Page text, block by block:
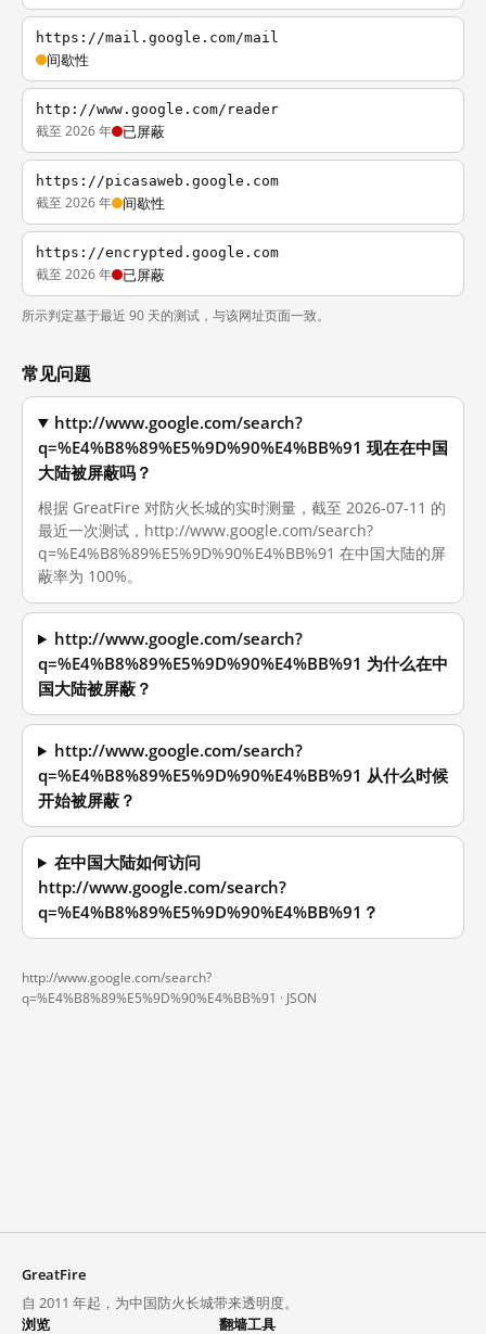
https://mail.google.com/mail
间歇性
http://www.google.com/reader
截至 2026 年 已屏蔽
https://picasaweb.google.com
截至 2026 年 间歇性
https://encrypted.google.com
截至 2026 年 已屏蔽
所示判定基于最近 90 天的测试，与该网址页面一致。
常见问题
http://www.google.com/search?
q=%E4%B8%89%E5%9D%90%E4%BB%91 现在在中国
大陆被屏蔽吗？
根据 GreatFire 对防火长城的实时测量，截至 2026-07-11 的
最近一次测试，http://www.google.com/search?
q=%E4%B8%89%E5%9D%90%E4%BB%91 在中国大陆的屏
蔽率为 100%。
http://www.google.com/search?
q=%E4%B8%89%E5%9D%90%E4%BB%91 为什么在中
国大陆被屏蔽？
http://www.google.com/search?
q=%E4%B8%89%E5%9D%90%E4%BB%91 从什么时候
开始被屏蔽？
在中国大陆如何访问
http://www.google.com/search?
q=%E4%B8%89%E5%9D%90%E4%BB%91？
http://www.google.com/search?
q=%E4%B8%89%E5%9D%90%E4%BB%91 · JSON
GreatFire
自 2011 年起，为中国防火长城带来透明度。
浏览
翻墙工具